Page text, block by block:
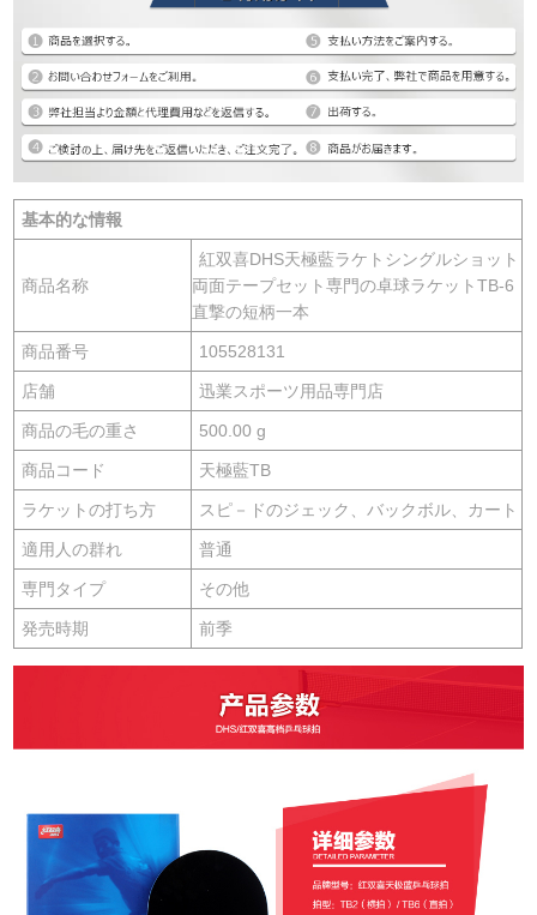
基本的な情報
商品名称
紅双喜DHS天極藍ラケトシングルショット
両面テープセット専門の卓球ラケットTB-6
直撃の短柄一本
商品番号 105528131
店舗 迅業スポーツ用品専門店
商品の毛の重さ 500.00 g
商品コード 天極藍TB
ラケットの打ち方 スピ－ドのジェック、バックボル、カート
適用人の群れ 普通
専門タイプ その他
発売時期 前季